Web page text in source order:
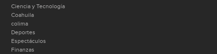
Ciencia y Tecnología
Coahuila
colima
Deportes
Espectáculos
Finanzas